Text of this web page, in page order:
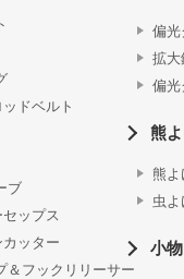
ドベルト
ブ
ップス
ッター
＆フックリリーサー
偏光
拡大
偏光
熊
熊よ
虫よ
小